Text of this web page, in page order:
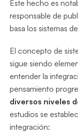
Este hecho es
responsable de
basa los sistemas
El concepto de
sigue siendo
entender la
pensamiento
diversos niveles
estudios se
integración: